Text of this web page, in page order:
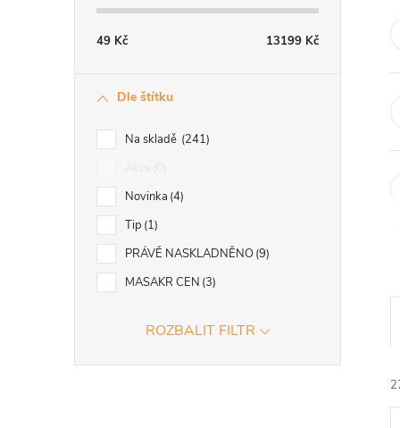
49 Kč 13199 Kč
Dle štítku
Na skladě 241
Novinka 4
Tip 1
PRÁVĚ NASKLADNĚNO 9
MASAKR CEN 3
ROZBALIT FILTR